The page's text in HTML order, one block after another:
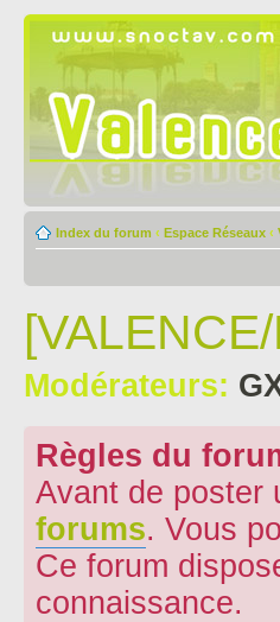
Index du forum ‹ Espace Réseaux ‹
Modérateurs:
Règles du
Avant de poster
forums. Vous
Ce forum
connaissance.